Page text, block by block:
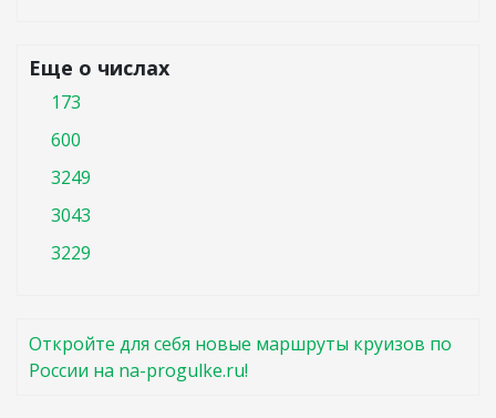
Еще о числах
173
600
3249
3043
3229
Откройте для себя новые маршруты круизов по
России на na-progulke.ru!